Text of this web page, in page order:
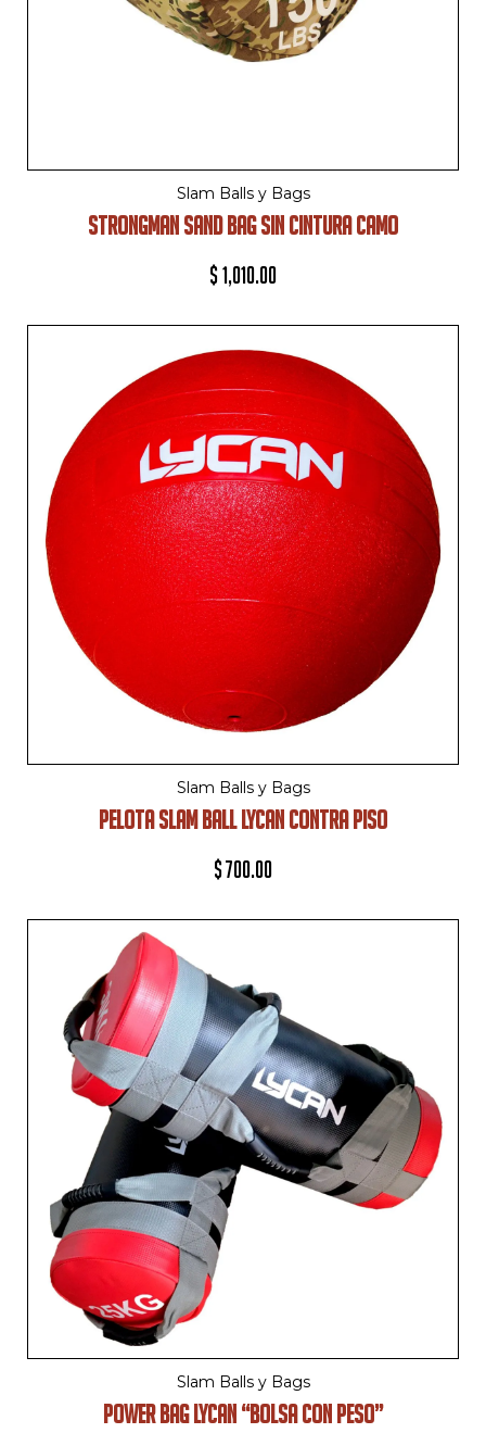
Slam Balls y Bags
STRONGMAN SAND BAG SIN CINTURA CAMO
$1,010.00
Slam Balls y Bags
PELOTA SLAM BALL LYCAN CONTRA PISO
$700.00
Slam Balls y Bags
POWER BAG LYCAN “BOLSA CON PESO”